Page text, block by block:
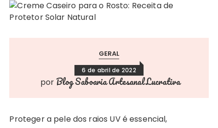
GERAL
6 de abril de 2022
por Blog Saboaria Artesanal Lucrativa
Proteger a pele dos raios UV é essencial,